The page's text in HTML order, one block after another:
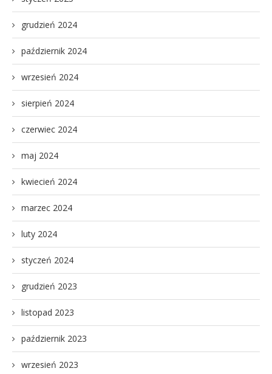
grudzień 2024
październik 2024
wrzesień 2024
sierpień 2024
czerwiec 2024
maj 2024
kwiecień 2024
marzec 2024
luty 2024
styczeń 2024
grudzień 2023
listopad 2023
październik 2023
wrzesień 2023